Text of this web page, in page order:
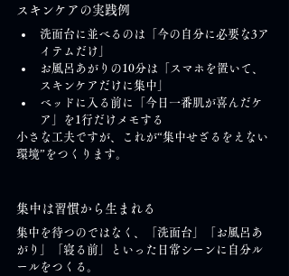
スキンケアの実践例
洗面台に並べるのは「今の自分に必要な3ア
イテムだけ」
お風呂あがりの10分は「スマホを置いて、
スキンケアだけに集中」
ベッドに入る前に「今日一番肌が喜んだケ
ア」を1行だけメモする
小さな工夫ですが、これが“集中せざるをえない
環境”をつくります。
集中は習慣から生まれる
集中を待つのではなく、「洗面台」「お風呂あ
がり」「寝る前」といった日常シーンに自分ル
ールをつくる。